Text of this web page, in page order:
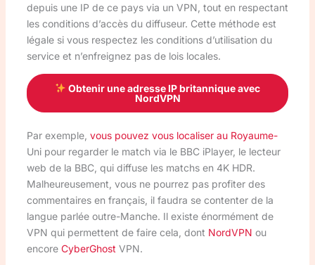
depuis une IP de ce pays via un VPN, tout en respectant
les conditions d’accès du diffuseur. Cette méthode est
légale si vous respectez les conditions d’utilisation du
service et n’enfreignez pas de lois locales.
Obtenir une adresse IP britannique avec
NordVPN
Par exemple, vous pouvez vous localiser au Royaume-
Uni pour regarder le match via le BBC iPlayer, le lecteur
web de la BBC, qui diffuse les matchs en 4K HDR.
Malheureusement, vous ne pourrez pas profiter des
commentaires en français, il faudra se contenter de la
langue parlée outre-Manche. Il existe énormément de
VPN qui permettent de faire cela, dont NordVPN ou
encore CyberGhost VPN.